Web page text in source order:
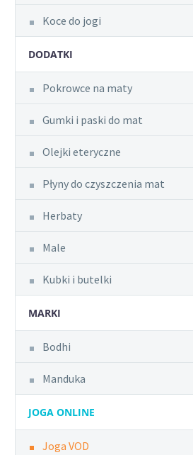
Koce do jogi
DODATKI
Pokrowce na maty
Gumki i paski do mat
Olejki eteryczne
Płyny do czyszczenia mat
Herbaty
Male
Kubki i butelki
MARKI
Bodhi
Manduka
JOGA ONLINE
Joga VOD